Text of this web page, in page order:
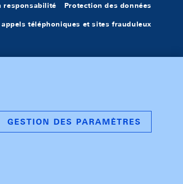
responsabilité Protection des données
téléphoniques et sites frauduleux
GESTION DES PARAMÈTRES